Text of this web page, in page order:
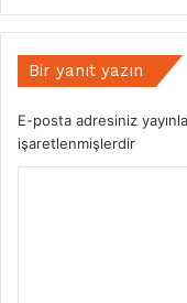
Bir yanıt yazın
E-posta adresiniz
işaretlenmişlerdir